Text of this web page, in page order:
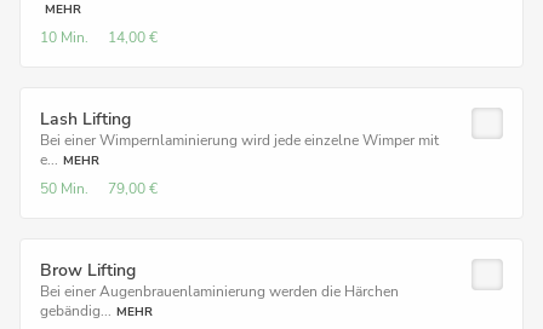
MEHR
10 Min. 14,00 €
Lash Lifting
Bei einer Wimpernlaminierung wird jede einzelne Wimper mit
e... MEHR
50 Min. 79,00 €
Brow Lifting
Bei einer Augenbrauenlaminierung werden die Härchen
gebändig... MEHR